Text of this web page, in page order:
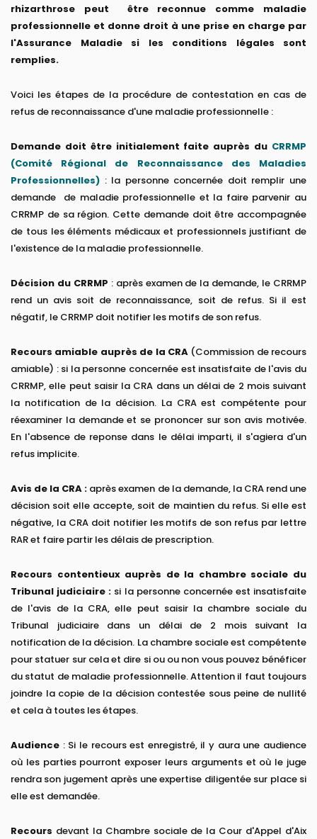
rhizarthrose peut être reconnue comme maladie
professionnelle et donne droit à une prise en charge par
l'Assurance Maladie si les conditions légales sont
remplies.
Voici les étapes de la procédure de contestation en cas de
refus de reconnaissance d'une maladie professionnelle :
Demande doit être initialement faite auprès du CRRMP
(Comité Régional de Reconnaissance des Maladies
Professionnelles) : la personne concernée doit remplir une
demande de maladie professionnelle et la faire parvenir au
CRRMP de sa région. Cette demande doit être accompagnée
de tous les éléments médicaux et professionnels justifiant de
l'existence de la maladie professionnelle.
Décision du CRRMP : après examen de la demande, le CRRMP
rend un avis soit de reconnaissance, soit de refus. Si il est
négatif, le CRRMP doit notifier les motifs de son refus.
Recours amiable auprès de la CRA(Commission de recours
amiable) : si la personne concernée est insatisfaite de l'avis du
CRRMP, elle peut saisir la CRA dans un délai de 2 mois suivant
la notification de la décision. La CRA est compétente pour
réexaminer la demande et se prononcer sur son avis motivée.
En l'absence de reponse dans le délai imparti, il s'agiera d'un
refus implicite.
Avis de la CRA : après examen de la demande, la CRA rend une
décision soit elle accepte, soit de maintien du refus. Si elle est
négative, la CRA doit notifier les motifs de son refus par lettre
RAR et faire partir les délais de prescription.
Recours contentieux auprès de la chambre sociale du
Tribunal judiciaire : si la personne concernée est insatisfaite
de l'avis de la CRA, elle peut saisir la chambre sociale du
Tribunal judiciaire dans un délai de 2 mois suivant la
notification de la décision. La chambre sociale est compétente
pour statuer sur cela et dire si ou ou non vous pouvez bénéficer
du statut de maladie professionnelle. Attention il faut toujours
joindre la copie de la décision contestée sous peine de nullité
et cela à toutes les étapes.
Audience : Si le recours est enregistré, il y aura une audience
où les parties pourront exposer leurs arguments et où le juge
rendra son jugement après une expertise diligentée sur place si
elle est demandée.
Recours devant la Chambre sociale de la Cour d'Appel d'Aix